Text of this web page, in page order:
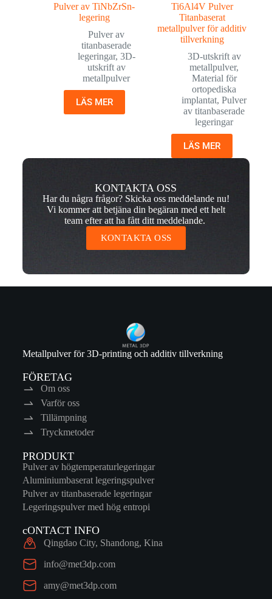
Pulver av TiNbZrSn-
legering
Pulver av
titanbaserade
legeringar, 3D-
utskrift av
metallpulver
LÄS MER
Ti6Al4V Pulver
Titanbaserat
metallpulver för additiv
tillverkning
3D-utskrift av
metallpulver,
Material för
ortopediska
implantat,Pulver
av titanbaserade
legeringar
LÄS MER
KONTAKTA OSS
Har du några frågor? Skicka oss meddelande nu!
Vi kommer att betjäna din begäran med ett helt
team efter att ha fått ditt meddelande.
KONTAKTA OSS
Metallpulver för 3D-printing och additiv tillverkning
FÖRETAG
Om oss
Varför oss
Tillämpning
Tryckmetoder
PRODUKT
Pulver av högtemperaturlegeringar
Aluminiumbaserat legeringspulver
Pulver av titanbaserade legeringar
Legeringspulver med hög entropi
cONTACT INFO
Qingdao City, Shandong, Kina
info@met3dp.com
amy@met3dp.com